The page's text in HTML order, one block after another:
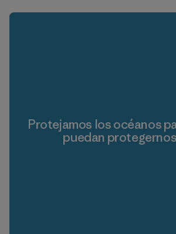
Protejamos los océanos
puedan protegernos